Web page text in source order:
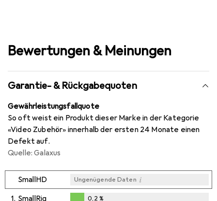
Bewertungen & Meinungen
Garantie- & Rückgabequoten
Gewährleistungsfallquote
So oft weist ein Produkt dieser Marke in der Kategorie
«Video Zubehör» innerhalb der ersten 24 Monate einen
Defekt auf.
Quelle: Galaxus
SmallHD Ungenügende Daten i
1. SmallRig 0,2 %